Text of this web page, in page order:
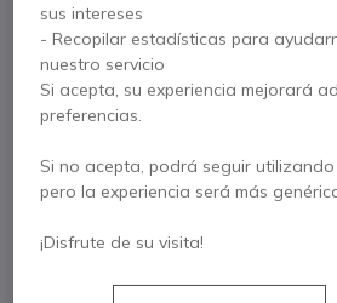
Características principales
Orejeras de protección auditiva y
Permiten mantener el contacto con el
Función de dependencia de nivel.
Calidad de sonido estéreo para
ambientales.
5 niveles de ajuste de sonidos de
Toma Jack 3,5mm para dispositivos
compatibles.
Diseño robusto y protección contra
Mostrar más
sus intereses
- Recopilar estadísticas para
nuestro servicio
Si acepta, su experiencia mejorará
preferencias.
Si no acepta, podrá seguir
pero la experiencia será más
¡Disfrute de su visita!